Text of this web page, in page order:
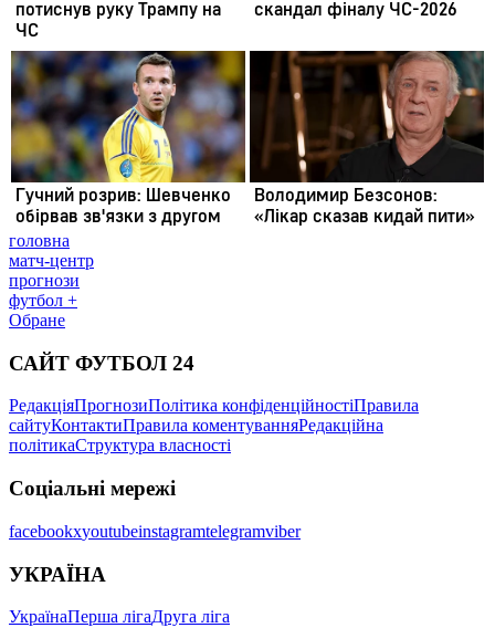
головна
матч-центр
прогнози
футбол +
Обране
САЙТ ФУТБОЛ 24
РедакціяПрогнозиПолітика конфіденційностіПравила
сайтуКонтактиПравила коментуванняРедакційна
політикаСтруктура власності
Соціальні мережі
facebookxyoutubeinstagramtelegramviber
УКРАЇНА
УкраїнаПерша лігаДруга ліга